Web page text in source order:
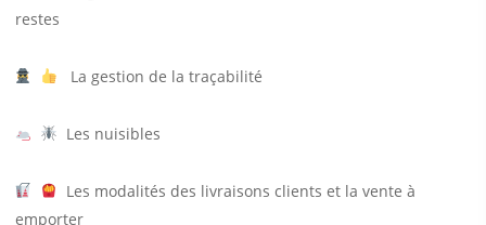
restes
La gestion de la traçabilité
Les nuisibles
Les modalités des livraisons clients et la vente à
emporter